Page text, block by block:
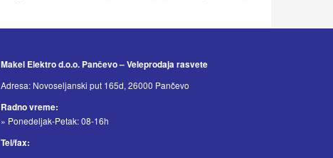
Makel Elektro d.o.o. Pančevo – Veleprodaja rasvete
Adresa: Novoseljanski put 165d, 26000 Pančevo
Radno vreme:
» Ponedeljak-Petak: 08-16h
Tel/fax: